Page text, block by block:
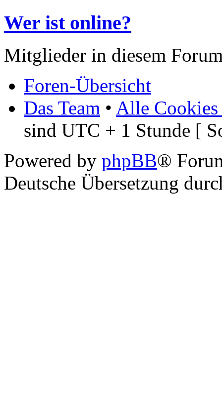
Wer ist online?
Mitglieder in diesem
Foren-Übersicht
Das Team • Alle Cookies
sind UTC + 1 Stunde [
Powered by phpBB®
Deutsche Übersetzung